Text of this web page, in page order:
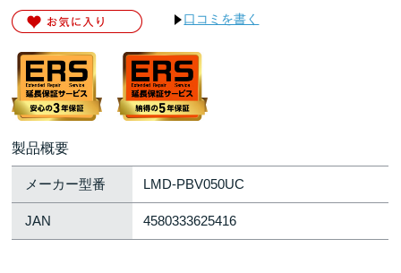
口コミを書く
製品概要
メーカー型番 LMD-PBV050UC
JAN 4580333625416